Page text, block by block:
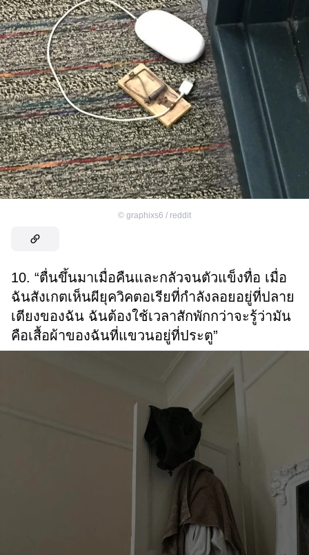
© graphixs6 / reddit
10. “ตื่นขึ้นมาเมื่อคืนและกลัวจนตัวแข็งทื่อ เมื่อ
ฉันสังเกตเห็นผียุควิคตอเรียที่กำลังลอยอยู่ที่ปลาย
เตียงของฉัน ฉันต้องใช้เวลาสักพักกว่าจะรู้ว่ามัน
คือเสื้อผ้าของฉันที่แขวนอยู่ที่ประตู”